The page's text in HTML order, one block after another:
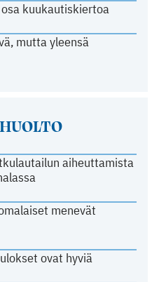
kuukautiskiertoa
mutta yleensä
aiheuttamista
menevät
ovat hyviä